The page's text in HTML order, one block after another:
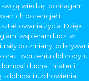
wiedzę, pomagam
ich potencjał i
życia. Dzięki
wspieram ludzi w
siły do zmiany,
oraz tworzeniu dobrobytu.
ducha i materii,
zdolności uzdrowienia,